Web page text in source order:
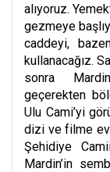
alıyoruz.
gezmeye
caddeyi,
kullanacağız.
sonra
geçerekten
Ulu Cami’yi
dizi ve filme ev
Şehidiye
Mardin’in